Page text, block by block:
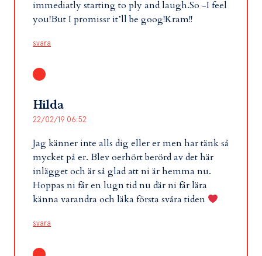
immediatly starting to ply and laugh.So -I feel
you!But I promissr it’ll be goog!Kram!!
svara
Hilda
22/02/19 06:52
Jag känner inte alls dig eller er men har tänk så
mycket på er. Blev oerhört berörd av det här
inlägget och är så glad att ni är hemma nu.
Hoppas ni får en lugn tid nu där ni får lära
känna varandra och läka första svåra tiden
svara